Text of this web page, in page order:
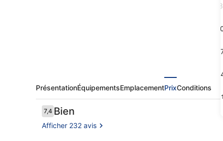
3
31
PrésentationÉquipementsEmplacementPrixConditions
Avis
voyageurs
7,47,4 sur 10
Bien
Afficher 232 avis